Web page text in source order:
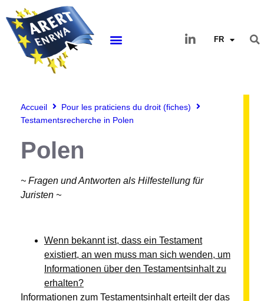
FR
Accueil
Pour les praticiens du droit (fiches)
Testamentsrecherche in Polen
Polen
~ Fragen und Antworten als Hilfestellung für
Juristen ~
Wenn bekannt ist, dass ein Testament
existiert, an wen muss man sich wenden, um
Informationen über den Testamentsinhalt zu
erhalten?
Informationen zum Testamentsinhalt erteilt der das